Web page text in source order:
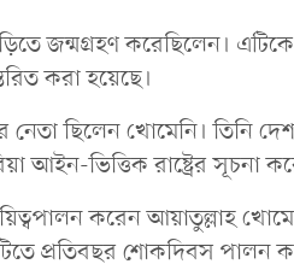
জন্মগ্রহণ করেছিলেন।
করা হয়েছে।
ছিলেন খোমেনি। তিনি
আইন-ভিত্তিক রাষ্ট্রের সূচনা
করেন আয়াতুল্লাহ
প্রতিবছর শোকদিবস পালন